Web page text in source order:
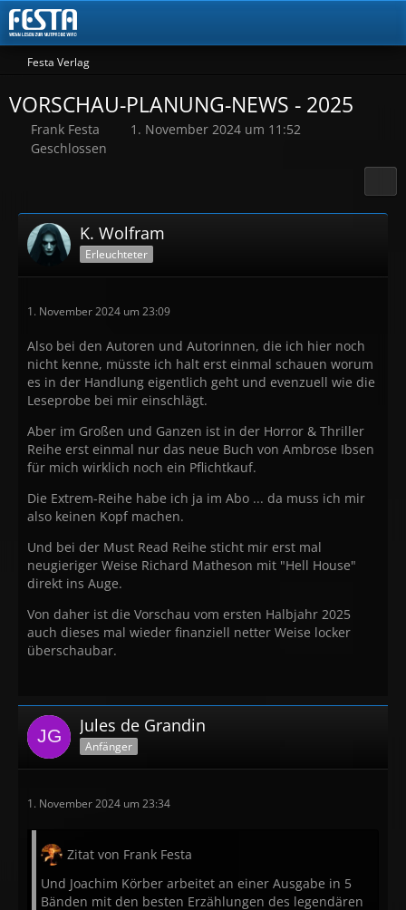
Festa Verlag
VORSCHAU-PLANUNG-NEWS - 2025
Frank Festa
1. November 2024 um 11:52
Geschlossen
K. Wolfram
Erleuchteter
1. November 2024 um 23:09
Also bei den Autoren und Autorinnen, die ich hier noch
nicht kenne, müsste ich halt erst einmal schauen worum
es in der Handlung eigentlich geht und evenzuell wie die
Leseprobe bei mir einschlägt.
Aber im Großen und Ganzen ist in der Horror & Thriller
Reihe erst einmal nur das neue Buch von Ambrose Ibsen
für mich wirklich noch ein Pflichtkauf.
Die Extrem-Reihe habe ich ja im Abo ... da muss ich mir
also keinen Kopf machen.
Und bei der Must Read Reihe sticht mir erst mal
neugieriger Weise Richard Matheson mit "Hell House"
direkt ins Auge.
Von daher ist die Vorschau vom ersten Halbjahr 2025
auch dieses mal wieder finanziell netter Weise locker
überschaubar.
Jules de Grandin
Anfänger
1. November 2024 um 23:34
Zitat von Frank Festa
Und Joachim Körber arbeitet an einer Ausgabe in 5
Bänden mit den besten Erzählungen des legendären